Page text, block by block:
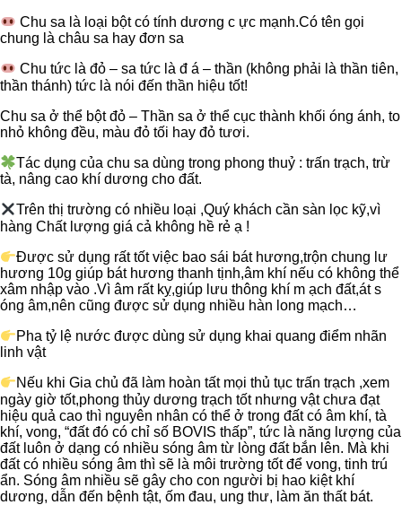
sa
,thần
phong
thủy
Amrita
số
lượng
Chu sa là loại bột có tính dương c ực mạnh.Có tên gọi
chung là châu sa hay đơn sa
Chu tức là đỏ – sa tức là đ á – thần (không phải là thần tiên,
thần thánh) tức là nói đến thần hiệu tốt!
Chu sa ở thể bột đỏ – Thần sa ở thể cục thành khối óng ánh, to
nhỏ không đều, màu đỏ tối hay đỏ tươi.
Tác dụng của chu sa dùng trong phong thuỷ : trấn trạch, trừ
tà, nâng cao khí dương cho đất.
Trên thị trường có nhiều loại ,Quý khách cần sàn lọc kỹ,vì
hàng Chất lượng giá cả không hề rẻ ạ !
Được sử dụng rất tốt việc bao sái bát hương,trộn chung lư
hương 10g giúp bát hương thanh tịnh,âm khí nếu có không thể
xâm nhập vào .Vì âm rất kỵ,giúp lưu thông khí m ạch đất,át s
óng âm,nên cũng được sử dụng nhiều hàn long mạch…
Pha tỷ lệ nước được dùng sử dụng khai quang điểm nhãn
linh vật
Nếu khi Gia chủ đã làm hoàn tất mọi thủ tục trấn trạch ,xem
ngày giờ tốt,phong thủy dương trạch tốt nhưng vật chưa đạt
hiệu quả cao thì nguyên nhân có thể ở trong đất có âm khí, tà
khí, vong, “đất đó có chỉ số BOVIS thấp”, tức là năng lượng của
đất luôn ở dạng có nhiều sóng âm từ lòng đất bắn lên. Mà khi
đất có nhiều sóng âm thì sẽ là môi trường tốt để vong, tinh trú
ẩn. Sóng âm nhiều sẽ gây cho con người bị hao kiệt khí
dương, dẫn đến bệnh tật, ốm đau, ung thư, làm ăn thất bát.